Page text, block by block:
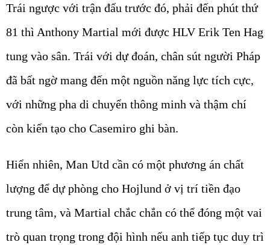
Trái ngược với trận đấu trước đó, phải đến phút thứ
81 thì Anthony Martial mới được HLV Erik Ten Hag
tung vào sân. Trái với dự đoán, chân sút người Pháp
đã bất ngờ mang đến một nguồn năng lực tích cực,
với những pha di chuyển thông minh và thậm chí
còn kiến tạo cho Casemiro ghi bàn.
Hiển nhiên, Man Utd cần có một phương án chất
lượng để dự phòng cho Hojlund ở vị trí tiền đạo
trung tâm, và Martial chắc chắn có thể đóng một vai
trò quan trọng trong đội hình nếu anh tiếp tục duy trì